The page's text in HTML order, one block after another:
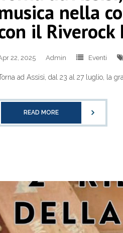
nella
il Riverock
22, 2025 Admin Eventi
ad Assisi, dal 23 al 27 luglio, la
READ MORE